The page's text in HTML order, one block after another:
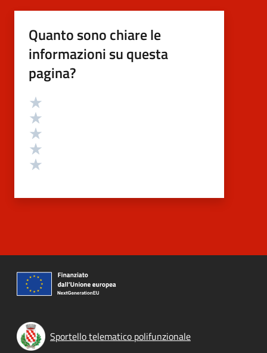
Quanto sono chiare le
informazioni su questa
pagina?
Valutazione
Sportello telematico polifunzionale